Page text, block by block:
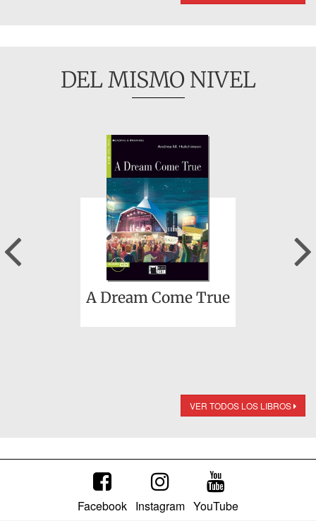
DEL MISMO NIVEL
A Dream Come True
Previous
VER TODOS LOS LIBROS
Facebook Instagram YouTube